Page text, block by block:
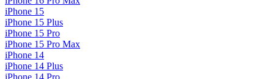
iPhone 15
iPhone 15 Plus
iPhone 15 Pro
iPhone 15 Pro Max
iPhone 14
iPhone 14 Plus
iPhone 14 Pro